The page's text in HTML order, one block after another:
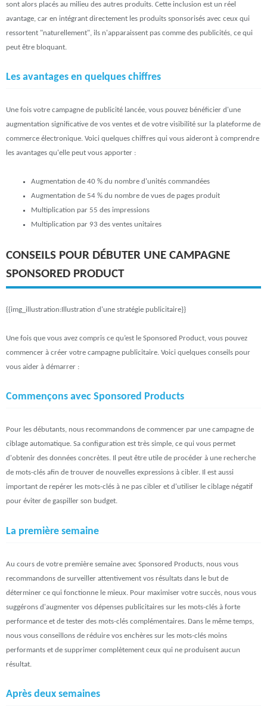
sont alors placés au milieu des autres produits. Cette inclusion est un réel
avantage, car en intégrant directement les produits sponsorisés avec ceux qui
ressortent "naturellement", ils n'apparaissent pas comme des publicités, ce qui
peut être bloquant.
Les avantages en quelques chiffres
Une fois votre campagne de publicité lancée, vous pouvez bénéficier d'une
augmentation significative de vos ventes et de votre visibilité sur la plateforme de
commerce électronique. Voici quelques chiffres qui vous aideront à comprendre
les avantages qu'elle peut vous apporter :
Augmentation de 40 % du nombre d'unités commandées
Augmentation de 54 % du nombre de vues de pages produit
Multiplication par 55 des impressions
Multiplication par 93 des ventes unitaires
CONSEILS POUR DÉBUTER UNE CAMPAGNE
SPONSORED PRODUCT
{{img_illustration:Illustration d'une stratégie publicitaire}}
Une fois que vous avez compris ce qu’est le Sponsored Product, vous pouvez
commencer à créer votre campagne publicitaire. Voici quelques conseils pour
vous aider à démarrer :
Commençons avec Sponsored Products
Pour les débutants, nous recommandons de commencer par une campagne de
ciblage automatique. Sa configuration est très simple, ce qui vous permet
d'obtenir des données concrètes. Il peut être utile de procéder à une recherche
de mots-clés afin de trouver de nouvelles expressions à cibler. Il est aussi
important de repérer les mots-clés à ne pas cibler et d'utiliser le ciblage négatif
pour éviter de gaspiller son budget.
La première semaine
Au cours de votre première semaine avec Sponsored Products, nous vous
recommandons de surveiller attentivement vos résultats dans le but de
déterminer ce qui fonctionne le mieux. Pour maximiser votre succès, nous vous
suggérons d'augmenter vos dépenses publicitaires sur les mots-clés à forte
performance et de tester des mots-clés complémentaires. Dans le même temps,
nous vous conseillons de réduire vos enchères sur les mots-clés moins
performants et de supprimer complètement ceux qui ne produisent aucun
résultat.
Après deux semaines